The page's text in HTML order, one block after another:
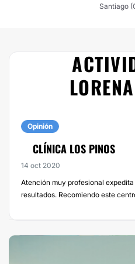
Santiago
Opinión
CLÍNICA LOS PINOS
14 oct 2020
Atención muy profesional
resultados. Recomiendo este